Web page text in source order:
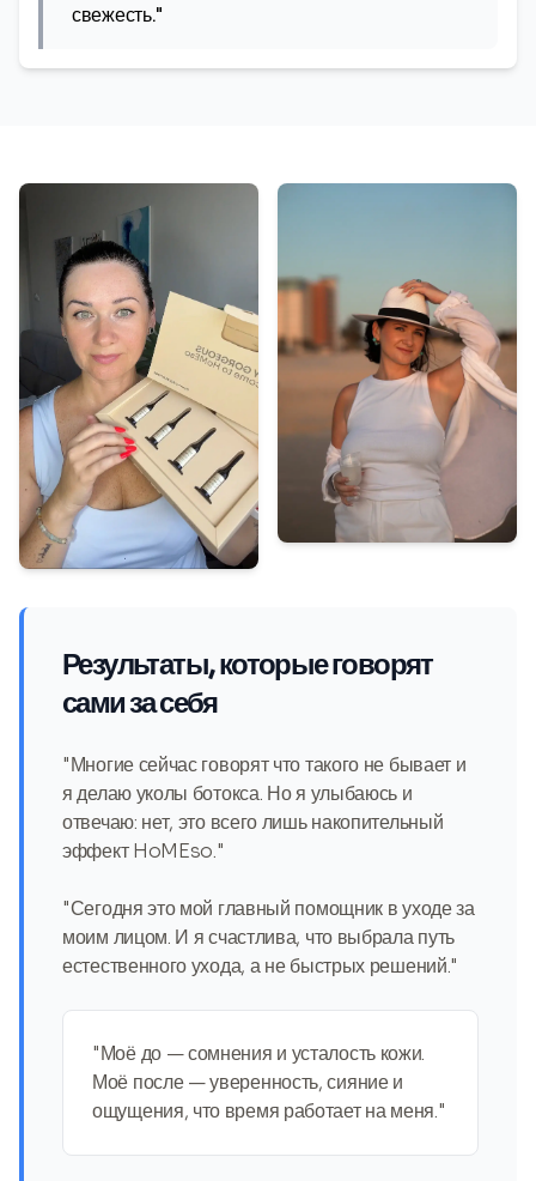
свежесть."
Результаты, которые говорят
сами за себя
"Многие сейчас говорят что такого не бывает и
я делаю уколы ботокса. Но я улыбаюсь и
отвечаю: нет, это всего лишь накопительный
эффект HoMEso."
"Сегодня это мой главный помощник в уходе за
моим лицом. И я счастлива, что выбрала путь
естественного ухода, а не быстрых решений."
"Моё до — сомнения и усталость кожи.
Моё после — уверенность, сияние и
ощущения, что время работает на меня."